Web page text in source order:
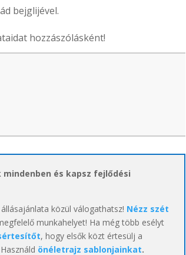
bejglijével.
hozzászólásként!
és kapsz fejlődési
közül válogathatsz! Nézz szét
munkahelyet! Ha még több esélyt
, hogy elsők közt értesülj a
önéletrajz sablonjainkat.